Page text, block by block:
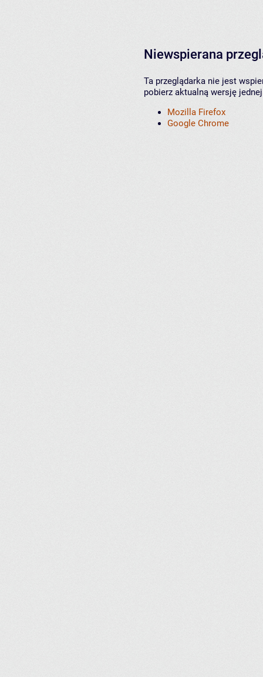
Niewspierana
Ta przeglądarka nie jest
pobierz aktualną wersję
Mozilla Firefox
Google Chrome